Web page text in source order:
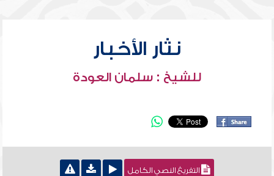
نثار الأخبار
للشيخ : سلمان العودة
التفريغ النصي الكامل